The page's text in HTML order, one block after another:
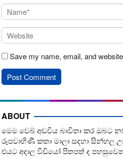
Save my name, email, and
ABOUT
මෙම වෙබ් අඩවිය බාවිතා කර ඔබට
රූපවාහිණී කතා මාලා සදහා සින්හල
එයට අදාල වීඩියෝ පිතපත් ද